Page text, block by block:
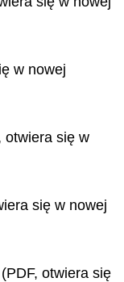
w nowej
otwiera się w
się w nowej
otwiera się